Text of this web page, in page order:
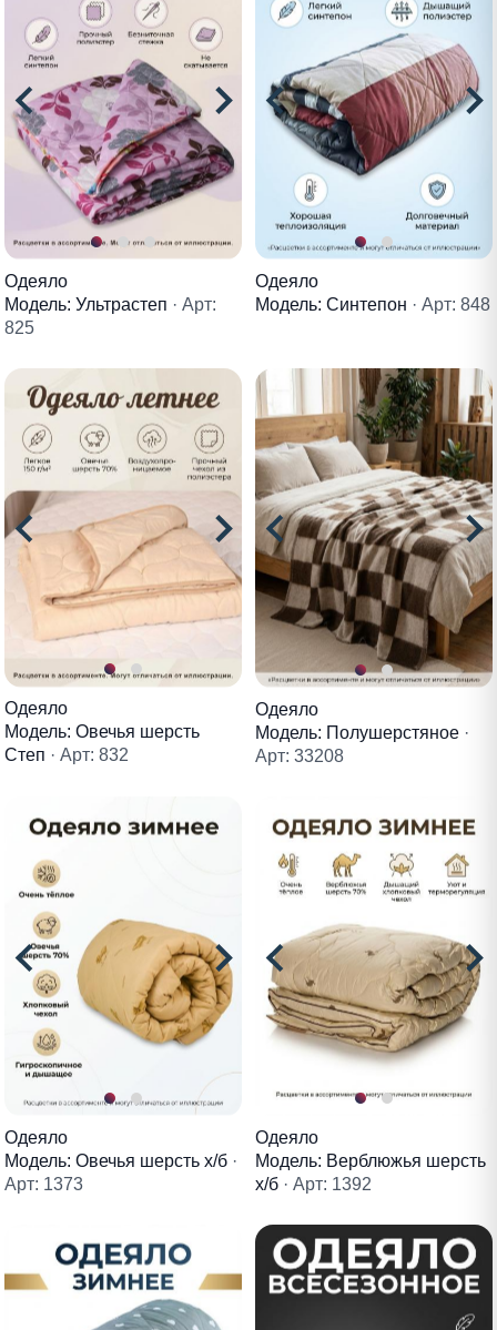
Одеяло
Модель: Ультрастеп · Арт:
825
Одеяло
Модель: Синтепон · Арт: 848
Одеяло
Модель: Овечья шерсть
Степ · Арт: 832
Одеяло
Модель: Полушерстяное ·
Арт: 33208
Одеяло
Модель: Овечья шерсть х/б ·
Арт: 1373
Одеяло
Модель: Верблюжья шерсть
х/б · Арт: 1392